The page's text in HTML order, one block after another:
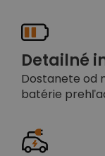
Detailné
Dostanete od
batérie